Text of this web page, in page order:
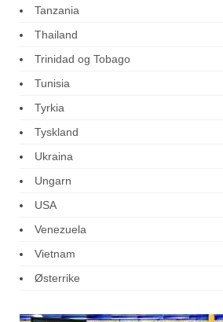
Tanzania
Thailand
Trinidad og Tobago
Tunisia
Tyrkia
Tyskland
Ukraina
Ungarn
USA
Venezuela
Vietnam
Østerrike